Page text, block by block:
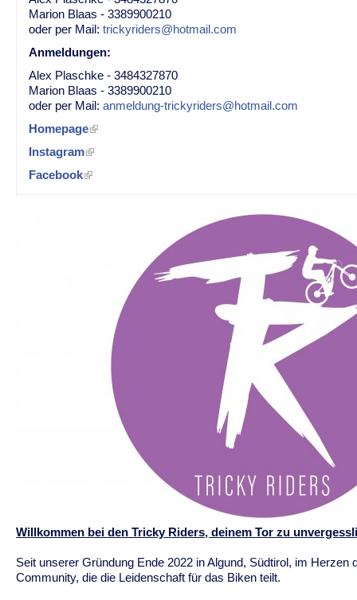
Marion Blaas - 3389900210
oder per Mail: trickyriders@hotmail.com
Anmeldungen:
Alex Plaschke - 3484327870
Marion Blaas - 3389900210
oder per Mail: anmeldung-trickyriders@hotmail.com
Homepage
Instagram
Facebook
Willkommen bei den Tricky Riders, deinem Tor zu
Seit unserer Gründung Ende 2022 in Algund, Südtirol, im
Community, die die Leidenschaft für das Biken teilt.